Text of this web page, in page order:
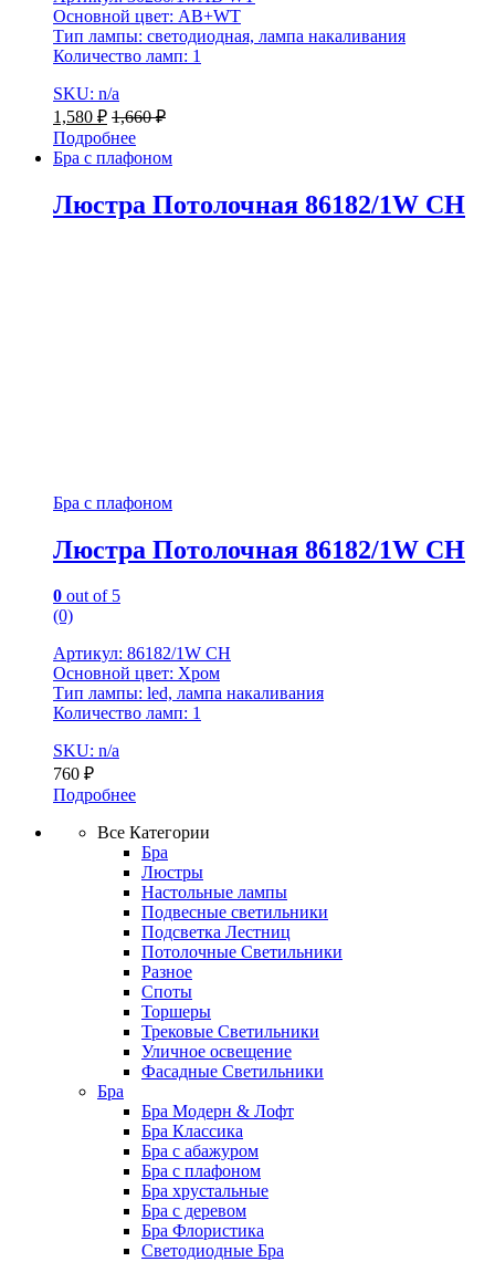
Основной цвет: AB+WT
Тип лампы: светодиодная, лампа накаливания
Количество ламп: 1
SKU: n/a
1,580 ₽ 1,660₽
Подробнее
Бра с плафоном
Люстра Потолочная 86182/1W CH
Бра с плафоном
Люстра Потолочная 86182/1W CH
0 out of 5
(0)
Артикул: 86182/1W CH
Основной цвет: Хром
Тип лампы: led, лампа накаливания
Количество ламп: 1
SKU: n/a
760 ₽
Подробнее
Все Категории
Бра
Люстры
Настольные лампы
Подвесные светильники
Подсветка Лестниц
Потолочные Светильники
Разное
Споты
Торшеры
Трековые Светильники
Уличное освещение
Фасадные Светильники
Бра
Бра Модерн & Лофт
Бра Классика
Бра с абажуром
Бра с плафоном
Бра хрустальные
Бра с деревом
Бра Флористика
Светодиодные Бра